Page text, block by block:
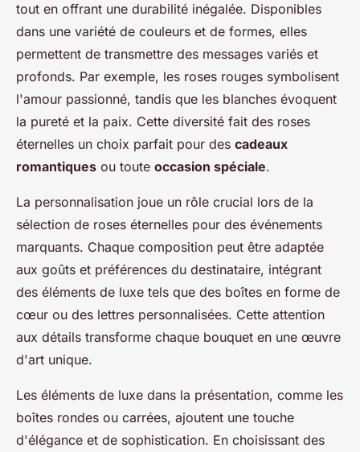
tout en offrant une durabilité inégalée. Disponibles
dans une variété de couleurs et de formes, elles
permettent de transmettre des messages variés et
profonds. Par exemple, les roses rouges symbolisent
l'amour passionné, tandis que les blanches évoquent
la pureté et la paix. Cette diversité fait des roses
éternelles un choix parfait pour des cadeaux
romantiques ou toute occasion spéciale.
La personnalisation joue un rôle crucial lors de la
sélection de roses éternelles pour des événements
marquants. Chaque composition peut être adaptée
aux goûts et préférences du destinataire, intégrant
des éléments de luxe tels que des boîtes en forme de
cœur ou des lettres personnalisées. Cette attention
aux détails transforme chaque bouquet en une œuvre
d'art unique.
Les éléments de luxe dans la présentation, comme les
boîtes rondes ou carrées, ajoutent une touche
d'élégance et de sophistication. En choisissant des